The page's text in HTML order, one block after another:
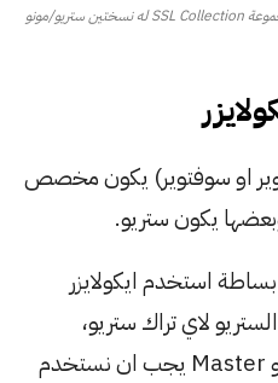
او سوفتوير) يكون مخصص
يكون ستريو.
استخدم ايكولايزر
الستريو لاي تراك ستريو،
وتراكات مثل مجموعات Bus و Master يجب ان نستخدم